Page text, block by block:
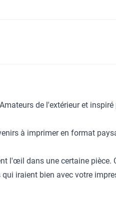
de l'extérieur et
à imprimer en format
l'œil dans une certaine pièce.
iraient bien avec votre